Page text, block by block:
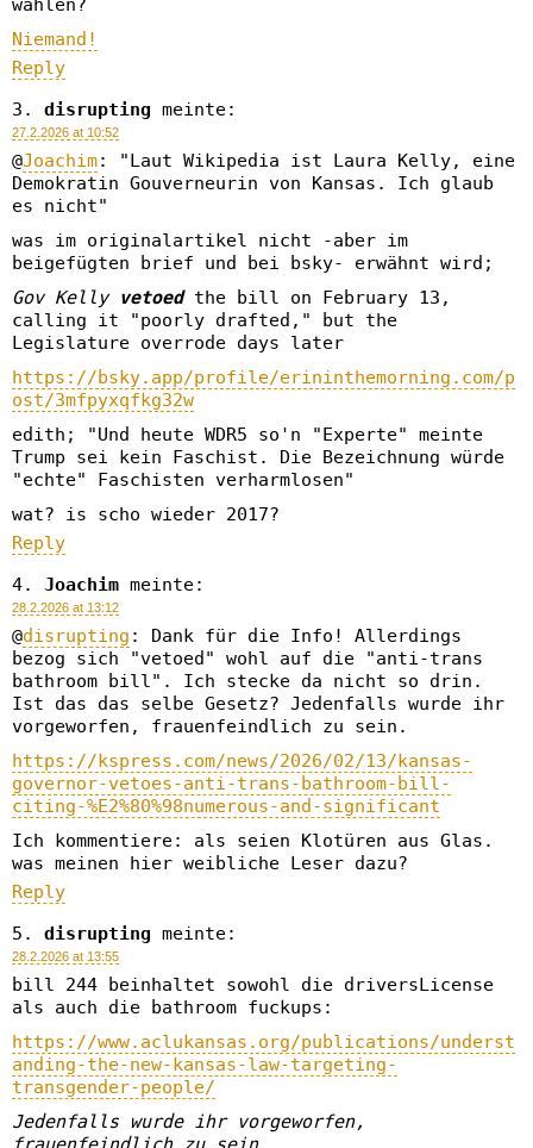
wählen?
Niemand!
Reply
disrupting meinte:
27.2.2026 at 10:52
@Joachim: "Laut Wikipedia ist Laura Kelly, eine
Demokratin Gouverneurin von Kansas. Ich glaub
es nicht"
was im originalartikel nicht -aber im
beigefügten brief und bei bsky- erwähnt wird;
Gov Kelly vetoedthe bill on February 13,
calling it "poorly drafted," but the
Legislature overrode days later
https://bsky.app/profile/erininthemorning.com/p
ost/3mfpyxqfkg32w
edith; "Und heute WDR5 so'n "Experte" meinte
Trump sei kein Faschist. Die Bezeichnung würde
"echte" Faschisten verharmlosen"
wat? is scho wieder 2017?
Reply
Joachim meinte:
28.2.2026 at 13:12
@disrupting : Dank für die Info! Allerdings
bezog sich "vetoed" wohl auf die "anti-trans
bathroom bill". Ich stecke da nicht so drin.
Ist das das selbe Gesetz? Jedenfalls wurde ihr
vorgeworfen, frauenfeindlich zu sein.
https://kspress.com/news/2026/02/13/kansas-
governor-vetoes-anti-trans-bathroom-bill-
citing-%E2%80%98numerous-and-significant
Ich kommentiere: als seien Klotüren aus Glas.
was meinen hier weibliche Leser dazu?
Reply
disrupting meinte:
28.2.2026 at 13:55
bill 244 beinhaltet sowohl die driversLicense
als auch die bathroom fuckups:
https://www.aclukansas.org/publications/underst
anding-the-new-kansas-law-targeting-
transgender-people/
Jedenfalls wurde ihr vorgeworfen,